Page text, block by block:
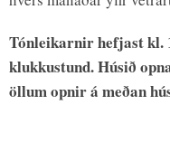
Tónleikarnir hefjast kl.
klukkustund. Húsið
öllum opnir á meðan